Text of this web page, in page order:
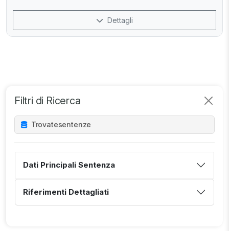
Filtri di Ricerca
Trovatesentenze
Dati Principali Sentenza
Riferimenti Dettagliati
Dettagli